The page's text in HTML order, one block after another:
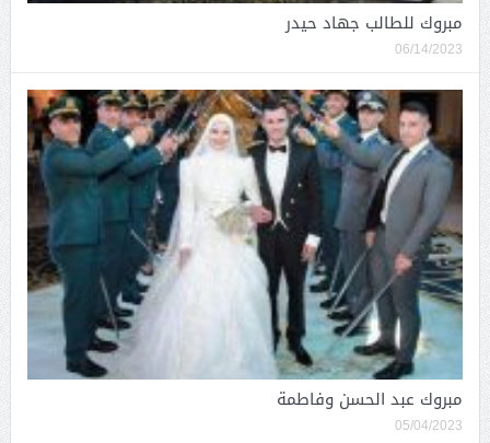
مبروك للطالب جهاد حيدر
06/14/2023
مبروك عبد الحسن وفاطمة
05/04/2023